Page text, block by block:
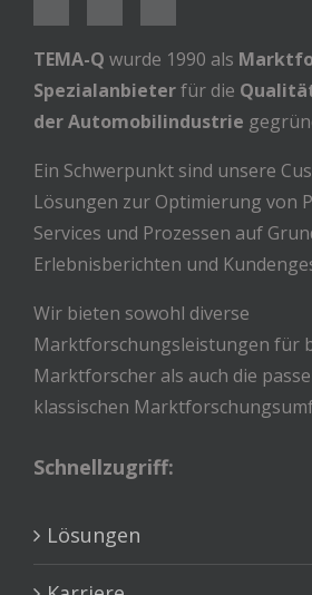
TEMA-Q wurde 1990 als
Spezialanbieterfür die
der Automobilindustrie
Ein Schwerpunkt sind unsere
Lösungen zur Optimierung von
Services und Prozessen auf
Erlebnisberichten und
Wir bieten sowohl diverse
Marktforschungsleistungen für
Marktforscher als auch die
klassischen
Schnellzugriff:
Lösungen